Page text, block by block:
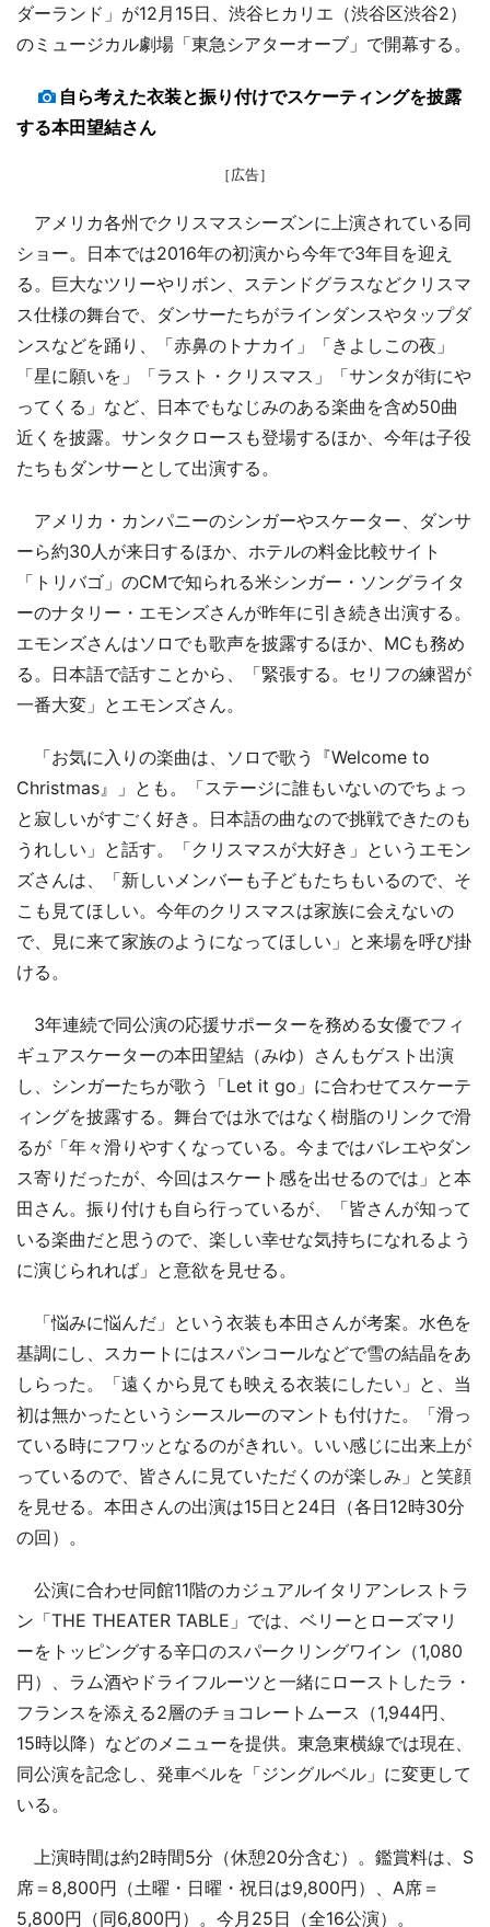
ダーランド」が12月15日、渋谷ヒカリエ（渋谷区渋谷2）
のミュージカル劇場「東急シアターオーブ」で開幕する。
自ら考えた衣装と振り付けでスケーティングを披露
する本田望結さん
［広告］
アメリカ各州でクリスマスシーズンに上演されている同
ショー。日本では2016年の初演から今年で3年目を迎え
る。巨大なツリーやリボン、ステンドグラスなどクリスマ
ス仕様の舞台で、ダンサーたちがラインダンスやタップダ
ンスなどを踊り、「赤鼻のトナカイ」「きよしこの夜」
「星に願いを」「ラスト・クリスマス」「サンタが街にや
ってくる」など、日本でもなじみのある楽曲を含め50曲
近くを披露。サンタクロースも登場するほか、今年は子役
たちもダンサーとして出演する。
アメリカ・カンパニーのシンガーやスケーター、ダンサ
ーら約30人が来日するほか、ホテルの料金比較サイト
「トリバゴ」のCMで知られる米シンガー・ソングライタ
ーのナタリー・エモンズさんが昨年に引き続き出演する。
エモンズさんはソロでも歌声を披露するほか、MCも務め
る。日本語で話すことから、「緊張する。セリフの練習が
一番大変」とエモンズさん。
「お気に入りの楽曲は、ソロで歌う『Welcome to
Christmas』」とも。「ステージに誰もいないのでちょっ
と寂しいがすごく好き。日本語の曲なので挑戦できたのも
うれしい」と話す。「クリスマスが大好き」というエモン
ズさんは、「新しいメンバーも子どもたちもいるので、そ
こも見てほしい。今年のクリスマスは家族に会えないの
で、見に来て家族のようになってほしい」と来場を呼び掛
ける。
3年連続で同公演の応援サポーターを務める女優でフィ
ギュアスケーターの本田望結（みゆ）さんもゲスト出演
し、シンガーたちが歌う「Let it go」に合わせてスケーテ
ィングを披露する。舞台では氷ではなく樹脂のリンクで滑
るが「年々滑りやすくなっている。今まではバレエやダン
ス寄りだったが、今回はスケート感を出せるのでは」と本
田さん。振り付けも自ら行っているが、「皆さんが知って
いる楽曲だと思うので、楽しい幸せな気持ちになれるよう
に演じられれば」と意欲を見せる。
「悩みに悩んだ」という衣装も本田さんが考案。水色を
基調にし、スカートにはスパンコールなどで雪の結晶をあ
しらった。「遠くから見ても映える衣装にしたい」と、当
初は無かったというシースルーのマントも付けた。「滑っ
ている時にフワッとなるのがきれい。いい感じに出来上が
っているので、皆さんに見ていただくのが楽しみ」と笑顔
を見せる。本田さんの出演は15日と24日（各日12時30分
の回）。
公演に合わせ同館11階のカジュアルイタリアンレストラ
ン「THE THEATER TABLE」では、ベリーとローズマリ
ーをトッピングする辛口のスパークリングワイン（1,080
円）、ラム酒やドライフルーツと一緒にローストしたラ・
フランスを添える2層のチョコレートムース（1,944円、
15時以降）などのメニューを提供。東急東横線では現在、
同公演を記念し、発車ベルを「ジングルベル」に変更して
いる。
上演時間は約2時間5分（休憩20分含む）。鑑賞料は、S
席＝8,800円（土曜・日曜・祝日は9,800円）、A席＝
5,800円（同6,800円）。今月25日（全16公演）。